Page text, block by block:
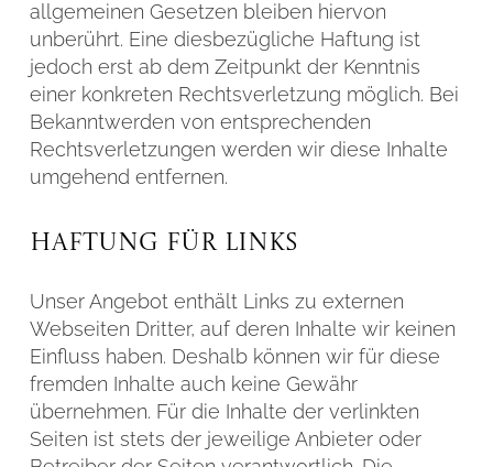
allgemeinen Gesetzen bleiben hiervon
unberührt. Eine diesbezügliche Haftung ist
jedoch erst ab dem Zeitpunkt der Kenntnis
einer konkreten Rechtsverletzung möglich. Bei
Bekanntwerden von entsprechenden
Rechtsverletzungen werden wir diese Inhalte
umgehend entfernen.
Haftung für Links
Unser Angebot enthält Links zu externen
Webseiten Dritter, auf deren Inhalte wir keinen
Einfluss haben. Deshalb können wir für diese
fremden Inhalte auch keine Gewähr
übernehmen. Für die Inhalte der verlinkten
Seiten ist stets der jeweilige Anbieter oder